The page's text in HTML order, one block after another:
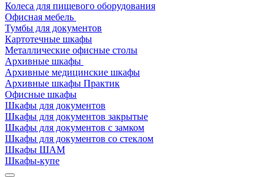
Колеса для пищевого оборудования
Офисная мебель
Тумбы для документов
Картотечные шкафы
Металлические офисные столы
Архивные шкафы
Архивные медицинские шкафы
Архивные шкафы Практик
Офисные шкафы
Шкафы для документов
Шкафы для документов закрытые
Шкафы для документов с замком
Шкафы для документов со стеклом
Шкафы ШАМ
Шкафы-купе